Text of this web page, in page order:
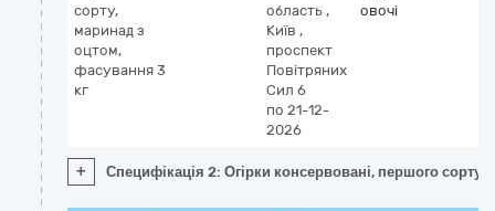
сорту,
маринад з
оцтом,
фасування 3
кг
область ,
Київ ,
проспект
Повітряних
Сил 6
по 21-12-
2026
овочі
+ Специфікація 2: Огірки консервовані, першого